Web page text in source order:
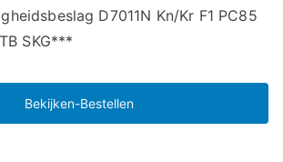
D7011N Kn/Kr F1 PC85
SKG***
Bekijken-Bestellen